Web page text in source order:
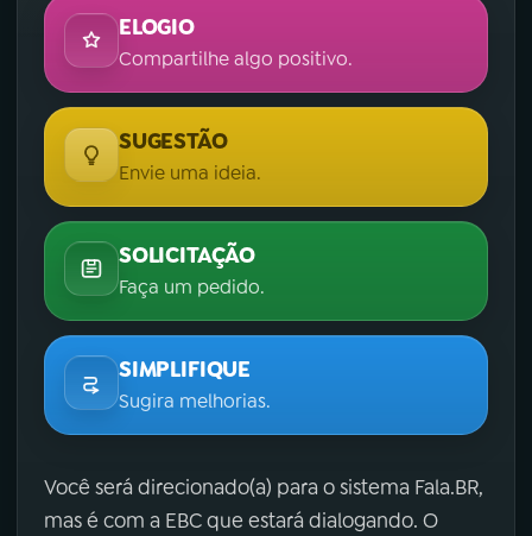
ELOGIO
Compartilhe algo positivo.
SUGESTÃO
Envie uma ideia.
SOLICITAÇÃO
Faça um pedido.
SIMPLIFIQUE
Sugira melhorias.
Você será direcionado(a) para o sistema Fala.BR,
mas é com a EBC que estará dialogando. O